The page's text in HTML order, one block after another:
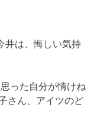
井は、悔しい気持
った自分が情けね
さん、アイツのど